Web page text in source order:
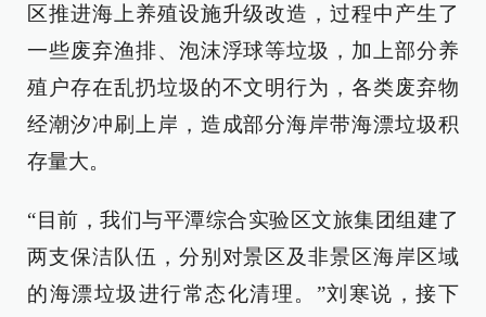
区推进海上养殖设施升级改造，过程中产生了
一些废弃渔排、泡沫浮球等垃圾，加上部分养
殖户存在乱扔垃圾的不文明行为，各类废弃物
经潮汐冲刷上岸，造成部分海岸带海漂垃圾积
存量大。
“目前，我们与平潭综合实验区文旅集团组建了
两支保洁队伍，分别对景区及非景区海岸区域
的海漂垃圾进行常态化清理。”刘寒说，接下